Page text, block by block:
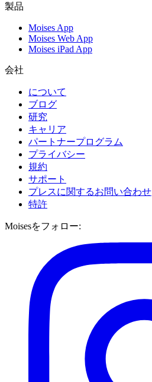
製品
Moises App
Moises Web App
Moises iPad App
会社
について
ブログ
研究
キャリア
パートナープログラム
プライバシー
規約
サポート
プレスに関するお問い合わせ
特許
Moisesをフォロー: